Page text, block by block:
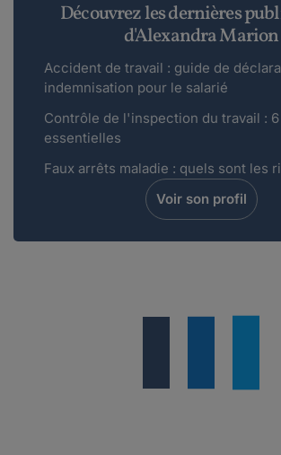
Découvrez les dernières
d'Alexandra Marion
Accident de travail : guide de
indemnisation pour le salarié
Contrôle de l'inspection du travail :
essentielles
Faux arrêts maladie : quels sont les
Voir son profil